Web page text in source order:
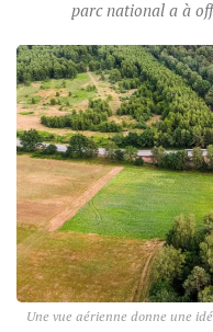
parc national a à
Une vue aérienne donne une